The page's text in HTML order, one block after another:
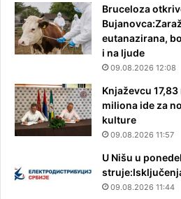
Bruceloza
eutanazirana,
i na ljude
09.08.2026 12:08
Knjaževcu
miliona ide za
kulture
09.08.2026 11:57
U Nišu u
09.08.2026 11:44